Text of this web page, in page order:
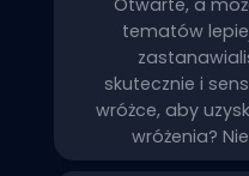
Otwarte, a
tematów
skutecznie i
wróżce, aby
wróżenia?